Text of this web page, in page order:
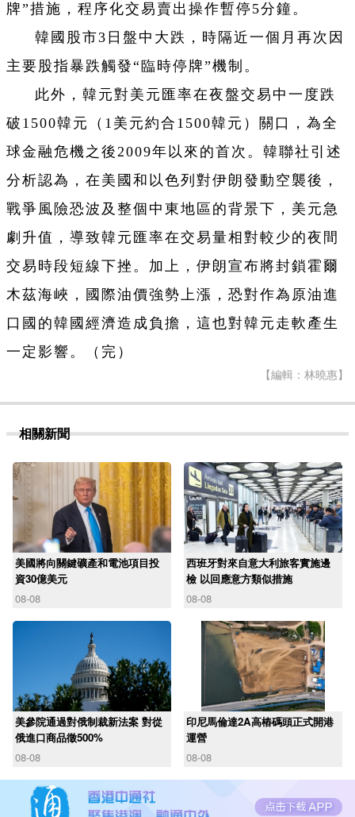
牌”措施，程序化交易賣出操作暫停5分鐘。
韓國股市3日盤中大跌，時隔近一個月再次因
主要股指暴跌觸發“臨時停牌”機制。
此外，韓元對美元匯率在夜盤交易中一度跌
破1500韓元（1美元約合1500韓元）關口，為全
球金融危機之後2009年以來的首次。韓聯社引述
分析認為，在美國和以色列對伊朗發動空襲後，
戰爭風險恐波及整個中東地區的背景下，美元急
劇升值，導致韓元匯率在交易量相對較少的夜間
交易時段短線下挫。加上，伊朗宣布將封鎖霍爾
木茲海峽，國際油價強勢上漲，恐對作為原油進
口國的韓國經濟造成負擔，這也對韓元走軟產生
一定影響。（完）
【編輯：林曉惠】
相關新聞
美國將向關鍵礦產和電池項目投
資30億美元
08-08
西班牙對來自意大利旅客實施邊
檢 以回應意方類似措施
08-08
美參院通過對俄制裁新法案 對從
俄進口商品徵500%
08-08
印尼馬倫達2A高樁碼頭正式開港
運營
08-08